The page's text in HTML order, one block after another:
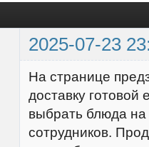
2025-07-23
На странице
доставку
выбрать блюда
сотрудников.